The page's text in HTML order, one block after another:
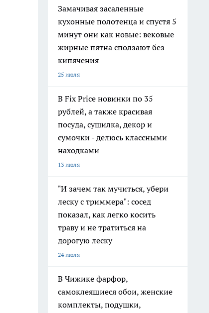
Замачивая засаленные
кухонные полотенца и спустя 5
минут они как новые: вековые
жирные пятна сползают без
кипячения
25 июля
В Fix Price новинки по 35
рублей, а также красивая
посуда, сушилка, декор и
сумочки - делюсь классными
находками
13 июля
"И зачем так мучиться, убери
леску с триммера": сосед
показал, как легко косить
траву и не тратиться на
дорогую леску
24 июля
В Чижике фарфор,
самоклеящиеся обои, женские
комплекты, подушки,